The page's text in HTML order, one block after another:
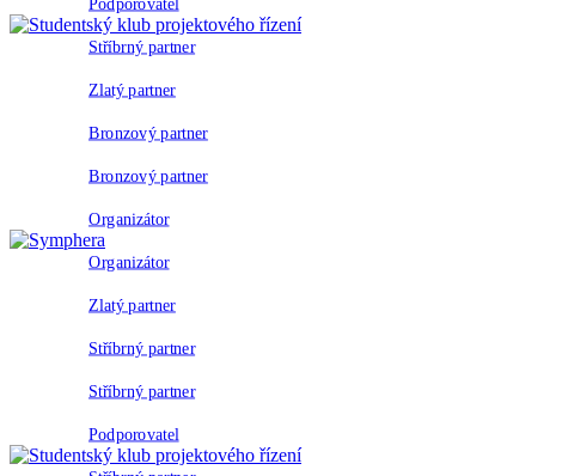
Stříbrný partner
Zlatý partner
Bronzový partner
Bronzový partner
Organizátor
Organizátor
Zlatý partner
Stříbrný partner
Stříbrný partner
Podporovatel